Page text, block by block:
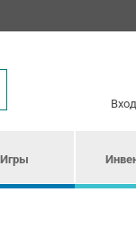
Вход
Игры